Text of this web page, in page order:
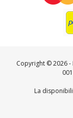
Copyright ©2026 -
La